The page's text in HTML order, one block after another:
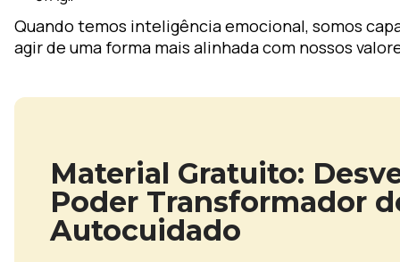
Quando temos inteligência emocional, somos
agir de uma forma mais alinhada com nossos
Material Gratuito:
Poder Transformador
Autocuidado